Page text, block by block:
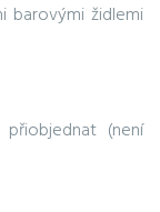
barovými židlemi
(není